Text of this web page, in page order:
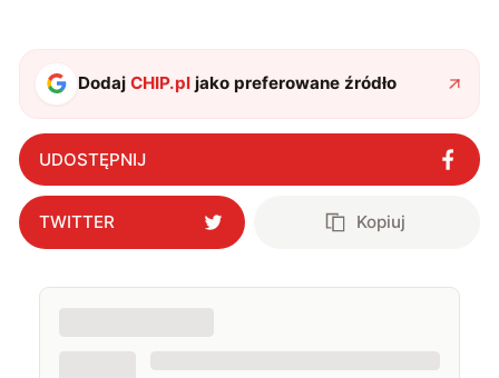
DodajCHIP.pl jako preferowane źródło
UDOSTĘPNIJ
TWITTER Kopiuj